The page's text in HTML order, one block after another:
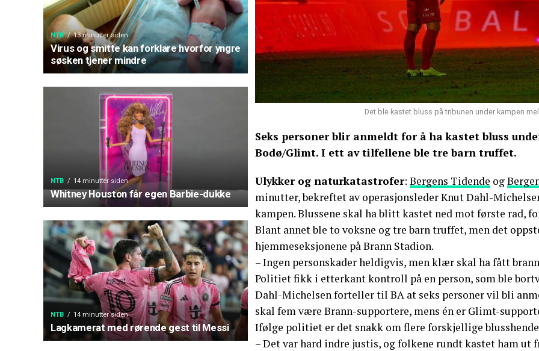
NTB 13 minutter siden
Virus og smitte kan forklare hvorfor yngre
søsken tjener mindre
NTB 14 minutter siden
Whitney Houston får egen Barbie-dukke
NTB 14 minutter siden
Lagkamerat med rørende gest til Messi
Det ble kastet bluss på tribunen under kampen
Seks personer blir anmeldt for å ha kastet bluss
Bodø/Glimt. I ett av tilfellene ble tre barn truffet.
Ulykker og naturkatastrofer: Bergens Tidende og
minutter, bekreftet av operasjonsleder Knut Dahl-
kampen. Blussene skal ha blitt kastet ned mot første rad,
Blant annet ble to voksne og tre barn truffet, men det
hjemmeseksjonene på Brann Stadion.
– Ingen personskader heldigvis, men klær skal ha fått
Politiet fikk i etterkant kontroll på en person, som ble
Dahl-Michelsen forteller til BA at seks personer vil bli
skal fem være Brann-supportere, mens én er Glimt-
Ifølge politiet er det snakk om flere forskjellige
– Det var hard indre justis, og folkene rundt kastet ham ut